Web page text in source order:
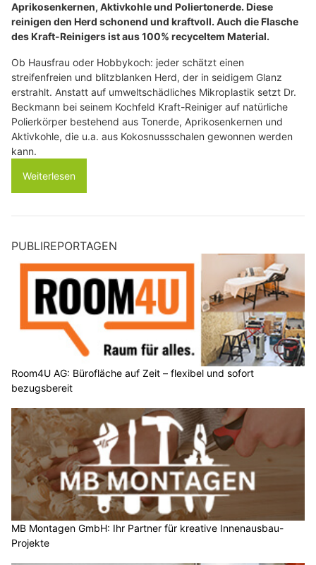
Aprikosenkernen, Aktivkohle und Poliertonerde. Diese
reinigen den Herd schonend und kraftvoll. Auch die Flasche
des Kraft-Reinigers ist aus 100% recyceltem Material.
Ob Hausfrau oder Hobbykoch: jeder schätzt einen
streifenfreien und blitzblanken Herd, der in seidigem Glanz
erstrahlt. Anstatt auf umweltschädliches Mikroplastik setzt Dr.
Beckmann bei seinem Kochfeld Kraft-Reiniger auf natürliche
Polierkörper bestehend aus Tonerde, Aprikosenkernen und
Aktivkohle, die u.a. aus Kokosnussschalen gewonnen werden
kann.
Weiterlesen
PUBLIREPORTAGEN
Room4U AG: Bürofläche auf Zeit – flexibel und sofort
bezugsbereit
MB Montagen GmbH: Ihr Partner für kreative Innenausbau-
Projekte